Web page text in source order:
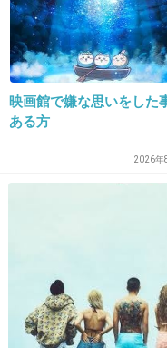
15. 匿名2016/02/01(月) 21:38:03
一度娘の前髪を切
たら、大笑いした
鼻で吸い込んで
端がまぶたにグサ
ど、あれ以来美
ウマ。
映画館で嫌な思いをした
ある方
2026年